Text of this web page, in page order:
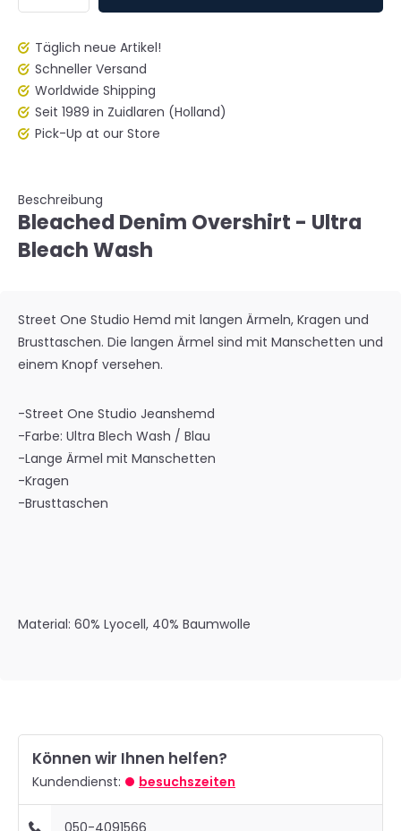
Täglich neue Artikel!
Schneller Versand
Worldwide Shipping
Seit 1989 in Zuidlaren (Holland)
Pick-Up at our Store
Beschreibung
Bleached Denim Overshirt - Ultra
Bleach Wash
Street One Studio Hemd mit langen Ärmeln, Kragen und
Brusttaschen. Die langen Ärmel sind mit Manschetten und
einem Knopf versehen.
-Street One Studio Jeanshemd
-Farbe: Ultra Blech Wash / Blau
-Lange Ärmel mit Manschetten
-Kragen
-Brusttaschen
Material: 60% Lyocell, 40% Baumwolle
Können wir Ihnen helfen?
Kundendienst: besuchszeiten
050-4091566